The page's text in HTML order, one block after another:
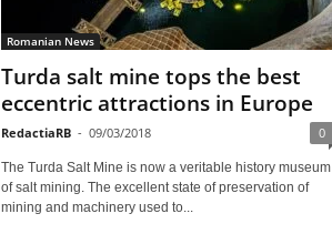
Romanian News
Turda salt mine tops the best
eccentric attractions in Europe
RedactiaRB - 09/03/2018 0
The Turda Salt Mine is now a veritable history museum
of salt mining. The excellent state of preservation of
mining and machinery used to...